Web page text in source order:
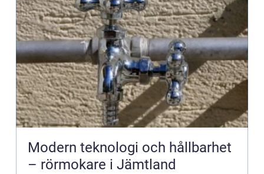
Modern teknologi och hållbarhet
– rörmokare i Jämtland